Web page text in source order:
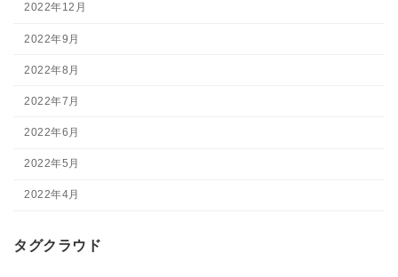
2022年12月
2022年9月
2022年8月
2022年7月
2022年6月
2022年5月
2022年4月
タグクラウド